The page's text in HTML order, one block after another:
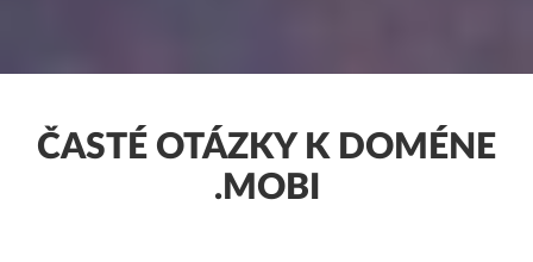
ČASTÉ OTÁZKY K DOMÉNE
.MOBI